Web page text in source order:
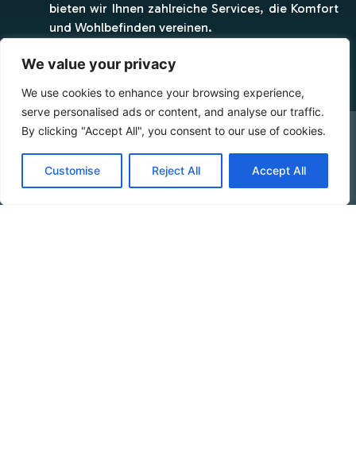
We value your privacy
We use cookies to enhance your browsing experience,
serve personalised ads or content, and analyse our traffic.
By clicking "Accept All", you consent to our use of cookies.
Customise Reject All Accept All
VERFÜGBARKEIT PRÜFEN
Booking Online by Scidoo
bieten wir Ihnen zahlreiche Services, die Komfort
und Wohlbefinden vereinen.
Alles ist griffbereit: sowohl für die täglichen
Bedürfnisse von Familien als auch für echte
Momente der Entspannung– beginnend beim
Restaurantbis hin zumWellnessbereich .
KONTAKTIEREN SIE
UNS
JETZT BUCHEN